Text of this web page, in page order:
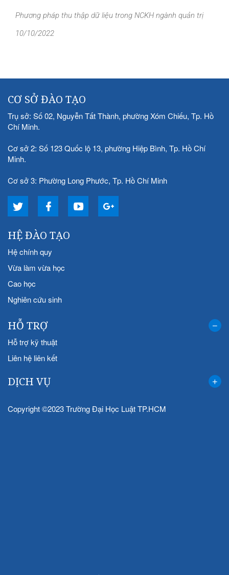
Phương pháp thu thập dữ liệu trong NCKH ngành quản trị
10/10/2022
CƠ SỞ ĐÀO TẠO
Trụ sở: Số 02, Nguyễn Tất Thành, phường Xóm Chiếu, Tp. Hồ
Chí Minh.
Cơ sở 2: Số 123 Quốc lộ 13, phường Hiệp Bình, Tp. Hồ Chí
Minh.
Cơ sở 3: Phường Long Phước, Tp. Hồ Chí Minh
HỆ ĐÀO TẠO
Hệ chính quy
Vừa làm vừa học
Cao học
Nghiên cứu sinh
HỖ TRỢ
Hỗ trợ kỹ thuật
Liên hệ liên kết
DỊCH VỤ
Copyright ©2023 Trường Đại Học Luật TP.HCM